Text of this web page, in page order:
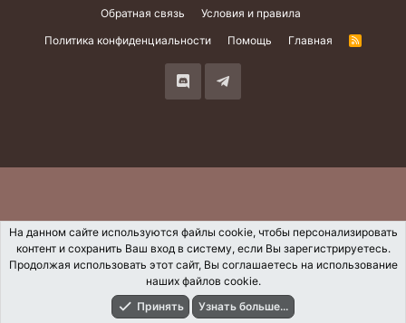
Обратная связь
Условия и правила
Политика конфиденциальности
Помощь Главная
R
Что Нового? Вход Регистрация
На данном сайте используются файлы cookie, чтобы персонализировать
контент и сохранить Ваш вход в систему, если Вы зарегистрируетесь.
Продолжая использовать этот сайт, Вы соглашаетесь на использование
наших файлов cookie.
Принять
Узнать больше...